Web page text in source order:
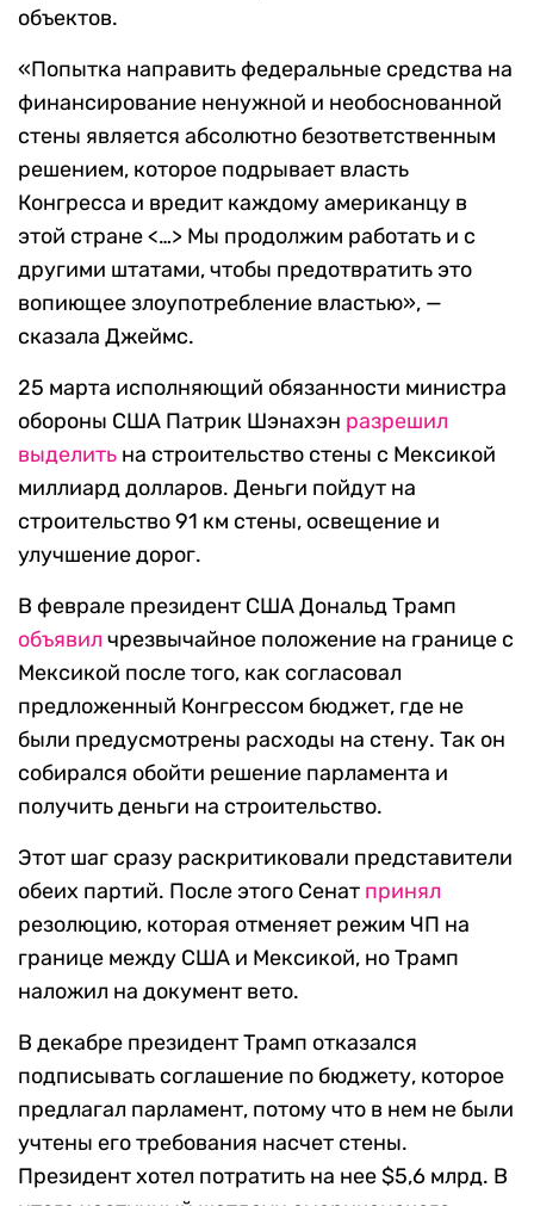
объектов.
«Попытка направить федеральные средства на
финансирование ненужной и необоснованной
стены является абсолютно безответственным
решением, которое подрывает власть
Конгресса и вредит каждому американцу в
этой стране <…> Мы продолжим работать и с
другими штатами, чтобы предотвратить это
вопиющее злоупотребление властью», —
сказала Джеймс.
25 марта исполняющий обязанности министра
обороны США Патрик Шэнахэн разрешил
выделить на строительство стены с Мексикой
миллиард долларов. Деньги пойдут на
строительство 91 км стены, освещение и
улучшение дорог.
В феврале президент США Дональд Трамп
объявил чрезвычайное положение на границе с
Мексикой после того, как согласовал
предложенный Конгрессом бюджет, где не
были предусмотрены расходы на стену. Так он
собирался обойти решение парламента и
получить деньги на строительство.
Этот шаг сразу раскритиковали представители
обеих партий. После этого Сенат принял
резолюцию, которая отменяет режим ЧП на
границе между США и Мексикой, но Трамп
наложил на документ вето.
В декабре президент Трамп отказался
подписывать соглашение по бюджету, которое
предлагал парламент, потому что в нем не были
учтены его требования насчет стены.
Президент хотел потратить на нее $5,6 млрд. В